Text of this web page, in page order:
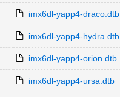
imx6dl-yapp4-draco.dtb
imx6dl-yapp4-hydra.dtb
imx6dl-yapp4-orion.dtb
imx6dl-yapp4-ursa.dtb